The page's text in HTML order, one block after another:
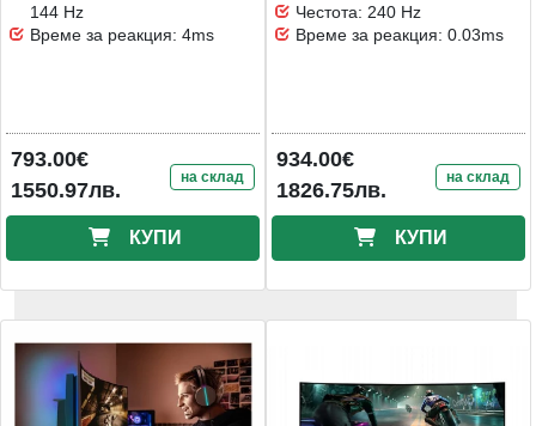
144 Hz
Време за реакция: 4ms
793.00€
1550.97лв.
на склад
КУПИ
Честота: 240 Hz
Време за реакция: 0.03ms
934.00€
1826.75лв.
на склад
КУПИ